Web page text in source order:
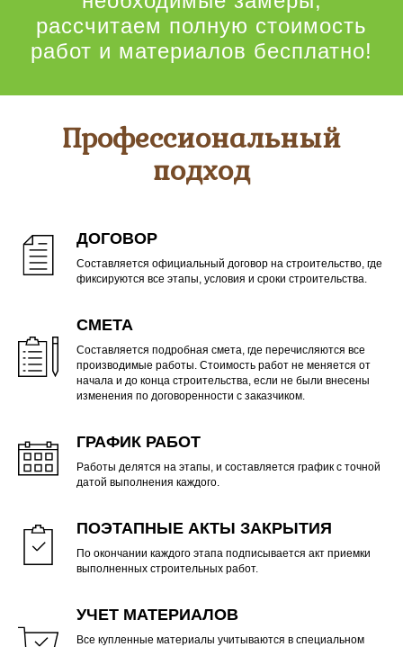
рассчитаем полную стоимость
работ и материалов бесплатно!
Профессиональный
подход
ДОГОВОР
Составляется официальный договор на строительство, где
фиксируются все этапы, условия и сроки строительства.
СМЕТА
Составляется подробная смета, где перечисляются все
производимые работы. Стоимость работ не меняется от
начала и до конца строительства, если не были внесены
изменения по договоренности с заказчиком.
ГРАФИК РАБОТ
Работы делятся на этапы, и составляется график с точной
датой выполнения каждого.
ПОЭТАПНЫЕ АКТЫ ЗАКРЫТИЯ
По окончании каждого этапа подписывается акт приемки
выполненных строительных работ.
УЧЕТ МАТЕРИАЛОВ
Все купленные материалы учитываются в специальном